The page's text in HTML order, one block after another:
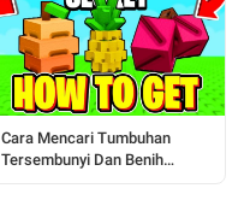
Cara Mencari Tumbuhan
Tersembunyi Dan Benih